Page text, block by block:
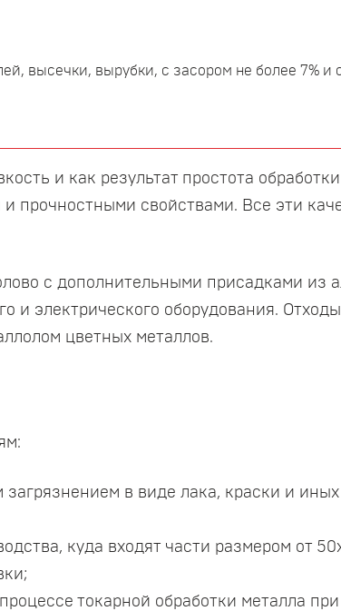
высечки, вырубки, с засором не более 7%
и как результат простота
прочностными свойствами. Все эти
с дополнительными присадками из
и электрического оборудования.
цветных металлов.
в виде лака, краски и
куда входят части размером от
токарной обработки металла